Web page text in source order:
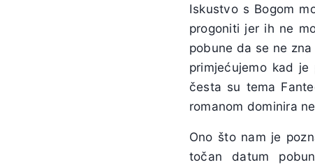
Iskustvo s Bogom
progoniti jer ih ne
pobune da se ne
primjećujemo kad je
česta su tema
romanom dominira
Ono što nam je
točan datum